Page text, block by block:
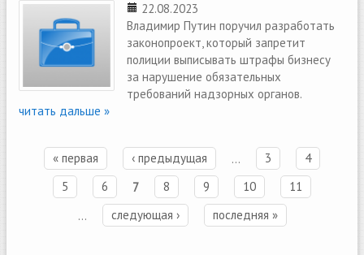
22.08.2023
Владимир Путин поручил разработать
законопроект, который запретит
полиции выписывать штрафы бизнесу
за нарушение обязательных
требований надзорных органов.
читать дальше »
Страницы
« первая ‹ предыдущая … 3
4
5
6 7 8 9 10
11
…
следующая › последняя »